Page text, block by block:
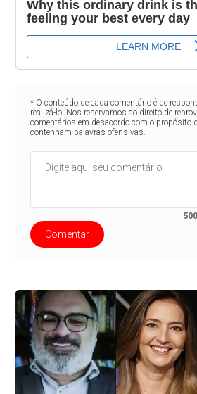
* O conteúdo de cada comentário é de
realizá-lo. Nos reservamos ao direito de
comentários em desacordo com o propósito
contenham palavras ofensivas.
500
Comentar